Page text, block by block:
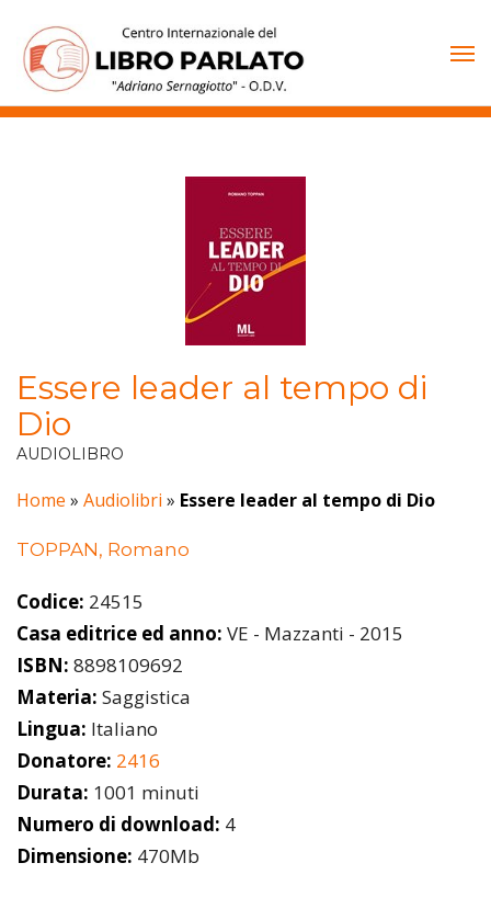
contenuto
Essere leader al tempo di
Dio
AUDIOLIBRO
Home » Audiolibri » Essere leader al tempo di Dio
TOPPAN, Romano
Codice: 24515
Casa editrice ed anno: VE - Mazzanti - 2015
ISBN: 8898109692
Materia: Saggistica
Lingua: Italiano
Donatore: 2416
Durata: 1001 minuti
Numero di download: 4
Dimensione: 470Mb